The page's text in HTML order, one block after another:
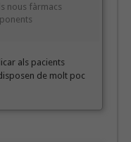
nous fàrmacs
als pacients
de molt poc